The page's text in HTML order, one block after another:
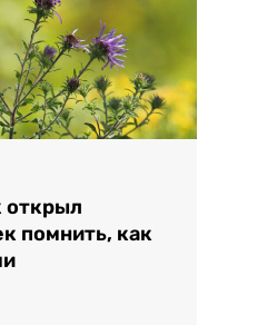
открыл
помнить, как